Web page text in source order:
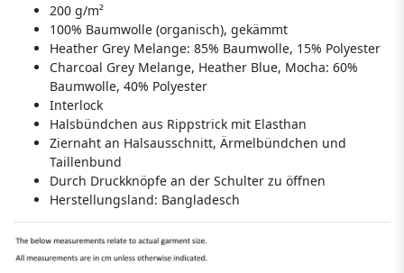
200 g/m²
100% Baumwolle (organisch), gekämmt
Heather Grey Melange: 85% Baumwolle, 15% Polyester
Charcoal Grey Melange, Heather Blue, Mocha: 60%
Baumwolle, 40% Polyester
Interlock
Halsbündchen aus Rippstrick mit Elasthan
Ziernaht an Halsausschnitt, Ärmelbündchen und
Taillenbund
Durch Druckknöpfe an der Schulter zu öffnen
Herstellungsland: Bangladesch